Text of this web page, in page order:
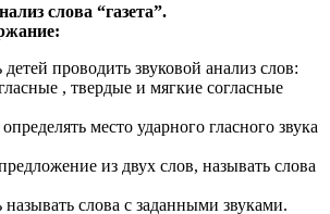
слова “газета”.
проводить звуковой анализ слов:
, твердые и мягкие согласные
место ударного гласного звука
из двух слов, называть слова
слова с заданными звуками.